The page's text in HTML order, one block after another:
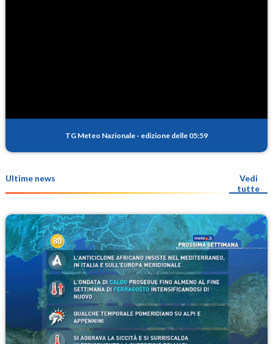
TG Meteo Nazionale - edizione delle 05:59
Ultime news
Vedi
tutte